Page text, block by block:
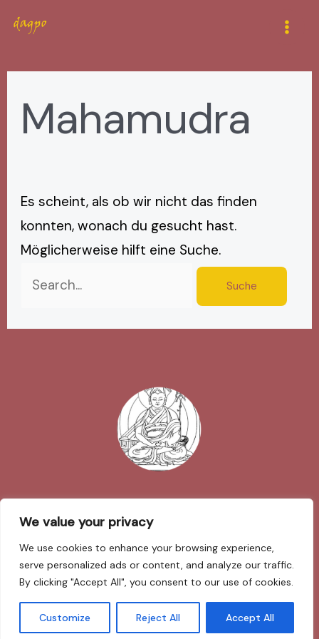
We value your privacy
We use cookies to enhance your browsing experience,
serve personalized ads or content, and analyze our traffic.
By clicking "Accept All", you consent to our use of cookies.
Customize Reject All Accept All
Inhalt
Mahamudra
Es scheint, als ob wir nicht das finden
konnten, wonach du gesucht hast.
Möglicherweise hilft eine Suche.
nach:
Datenschutzerklärung
Sarva Mangalam